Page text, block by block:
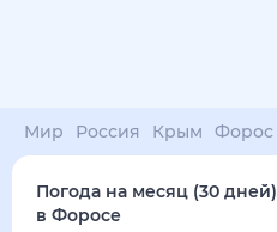
Мир Россия Крым Форос
Погода на месяц (30 дней)
в Форосе